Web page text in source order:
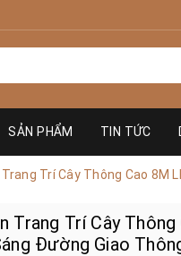
SẢN PHẨM TIN TỨC
Trí Cây Thông Cao 8M
Trang Trí Cây Thông
Đường Giao